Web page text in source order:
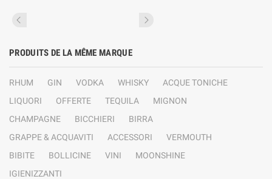
PRODUITS DE LA MÊME MARQUE
RHUM GIN VODKA WHISKY
ACQUE TONICHE
LIQUORI
OFFERTE TEQUILA
MIGNON
CHAMPAGNE
BICCHIERI
BIRRA
GRAPPE & ACQUAVITI
ACCESSORI
VERMOUTH
BIBITE
BOLLICINE VINI
MOONSHINE
IGIENIZZANTI